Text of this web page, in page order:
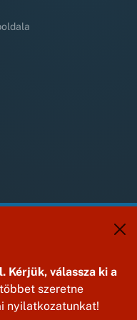
Kérjük, válassza ki a
szeretne
nyilatkozatunkat!